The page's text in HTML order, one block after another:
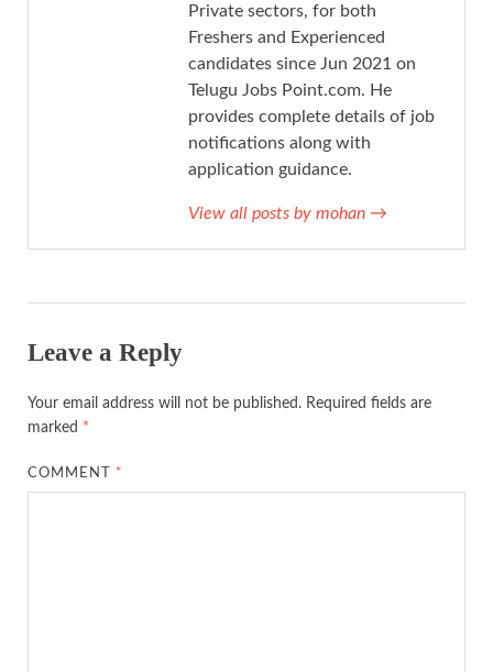
Private sectors, for both
Freshers and Experienced
candidates since Jun 2021 on
Telugu Jobs Point.com. He
provides complete details of job
notifications along with
application guidance.
View all posts by mohan →
Leave a Reply
Your email address will not be published. Required fields are
marked *
COMMENT *